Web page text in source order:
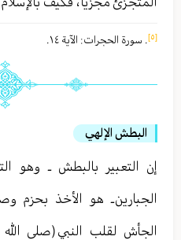
[٥] . سورة الحجرات : الآية ١٤ .
البطش الإلهي
إن التعبير بالبطش ـ وهو
الجبارين ـ هو الأخذ بحزم
الجأش لقلب النبي (صلى